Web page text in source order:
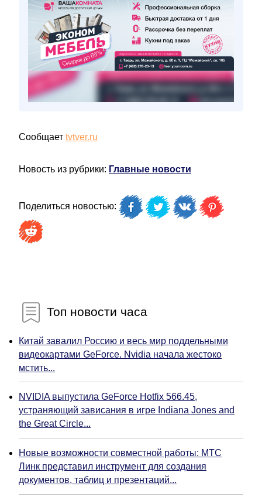
Сообщает tvtver.ru
Новость из рубрики: Главные новости
Поделиться новостью:
Топ новости часа
Китай завалил Россию и весь мир поддельными
видеокартами GeForce. Nvidia начала жестоко
мстить...
NVIDIA выпустила GeForce Hotfix 566.45,
устраняющий зависания в игре Indiana Jones and
the Great Circle...
Новые возможности совместной работы: МТС
Линк представил инструмент для создания
документов, таблиц и презентаций...